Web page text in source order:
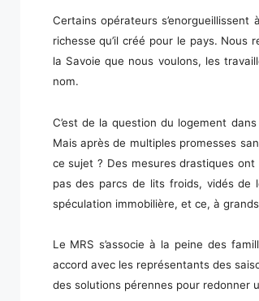
Certains opérateurs
richesse qu’il créé pour le pays. Nous
la Savoie que nous voulons, les
nom.
C’est de la question du logement
Mais après de multiples promesses
ce sujet ? Des mesures drastiques
pas des parcs de lits froids, vidés de
spéculation immobilière, et ce, à
Le MRS s’associe à la peine des
accord avec les représentants des
des solutions pérennes pour redonner